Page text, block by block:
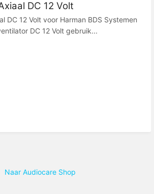
DC 12 Volt
DC 12 Volt voor Harman BDS Systemen
DC 12 Volt gebruik...
Naar Audiocare Shop